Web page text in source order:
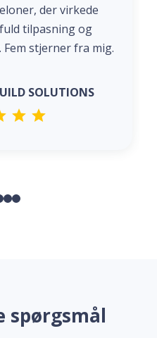
der virkede
tilpasning og
stjerner fra mig.
SOLUTIONS
spørgsmål